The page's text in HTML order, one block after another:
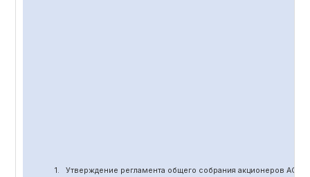
1. Утверждение регламента общего собрания акционеров АО “